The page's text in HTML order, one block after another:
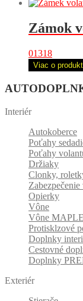
Zámok
01318
Viac o
Interiér
Autokoberce
Poťahy
Poťahy
Držiaky
Clonky,
Opierky
Vône
Vône
Protisklzové
Doplnky
Cestovné
Doplnky
Exteriér